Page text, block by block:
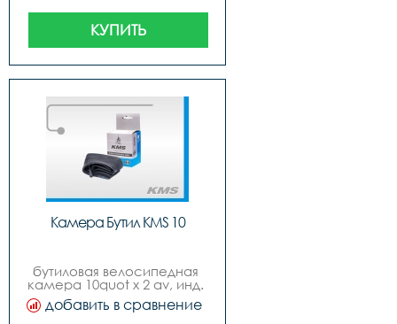
КУПИТЬ
Камера Бутил KMS 10
бутиловая велосипедная
камера 10quot x 2 av, инд.
yпак., русский дизайн,
бренд quotkmsquot
добавить в сравнение